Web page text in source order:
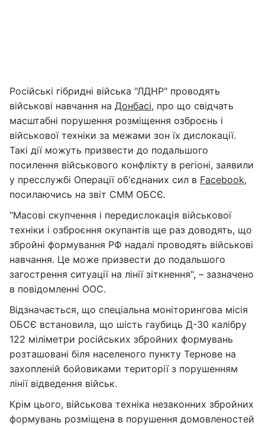
Російські гібридні війська "ЛДНР" проводять
військові навчання на Донбасі, про що свідчать
масштабні порушення розміщення озброєнь і
військової техніки за межами зон їх дислокації.
Такі дії можуть призвести до подальшого
посилення військового конфлікту в регіоні, заявили
у пресслужбі Операції об'єднаних сил в Facebook,
посилаючись на звіт СММ ОБСЄ.
"Масові скупчення і передислокація військової
техніки і озброєння окупантів ще раз доводять, що
збройні формування РФ надалі проводять військові
навчання. Це може призвести до подальшого
загострення ситуації на лінії зіткнення", – зазначено
в повідомленні ООС.
Відзначається, що спеціальна моніторингова місія
ОБСЄ встановила, що шість гаубиць Д-30 калібру
122 міліметри російських збройних формувань
розташовані біля населеного пункту Тернове на
захопленій бойовиками території з порушенням
лінії відведення військ.
Крім цього, військова техніка незаконних збройних
формувань розміщена в порушення домовленостей